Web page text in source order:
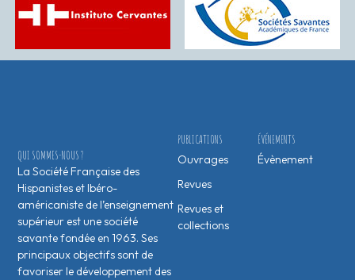
ÉVÉNEMENTS
Évènement
PUBLICATIONS
Ouvrages
Revues
Revues et
collections
QUI SOMMES-NOUS ?
La Société Française des
Hispanistes et Ibéro-
américaniste de l’enseignement
supérieur est une société
savante fondée en 1963. Ses
principaux objectifs sont de
favoriser le développement des